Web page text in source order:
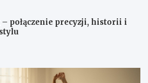
połączenie precyzji, historii i